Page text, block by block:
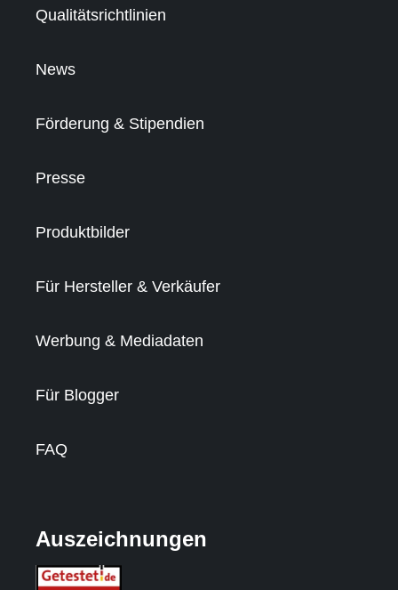
Qualitätsrichtlinien
News
Förderung & Stipendien
Presse
Produktbilder
Für Hersteller & Verkäufer
Werbung & Mediadaten
Für Blogger
FAQ
Auszeichnungen